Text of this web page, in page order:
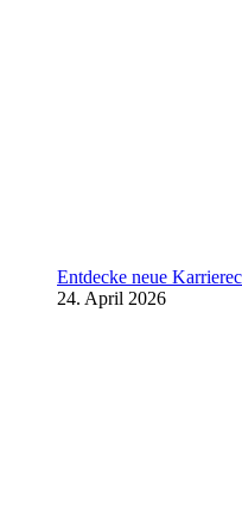
Entdecke neue
24. April 2026